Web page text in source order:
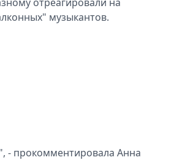
музыкантов.
- прокомментировала Анна